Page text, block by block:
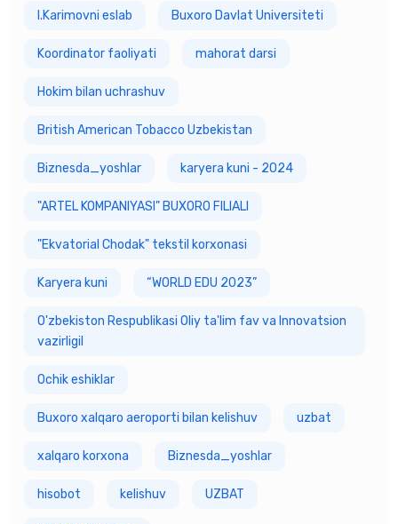
I.Karimovni eslab Buxoro Davlat Universiteti
Koordinator faoliyati mahorat darsi
Hokim bilan uchrashuv
British American Tobacco Uzbekistan
Biznesda_yoshlar karyera kuni - 2024
"ARTEL KOMPANIYASI" BUXORO FILIALI
"Ekvatorial Chodak" tekstil korxonasi
Karyera kuni “WORLD EDU 2023”
O'zbekiston Respublikasi Oliy ta'lim fav va Innovatsion
vazirligiI
Ochik eshiklar
Buxoro xalqaro aeroporti bilan kelishuv uzbat
xalqaro korxona Biznesda_yoshlar
hisobot kelishuv UZBAT